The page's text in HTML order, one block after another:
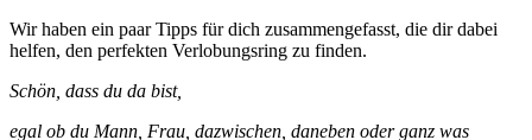
Wir haben ein paar Tipps für dich zusammengefasst, die dir dabei
helfen, den perfekten Verlobungsring zu finden.
Schön, dass du da bist,
egal ob du Mann, Frau, dazwischen, daneben oder ganz was